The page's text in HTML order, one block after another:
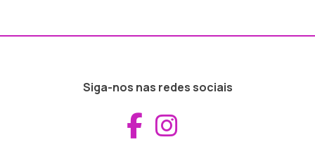
Siga-nos nas redes sociais
Aceder ao